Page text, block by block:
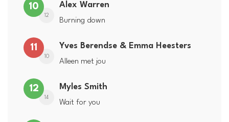
10
12
Alex Warren
Burning down
11
10
Yves Berendse & Emma Heesters
Alleen met jou
12
14
Myles Smith
Wait for you